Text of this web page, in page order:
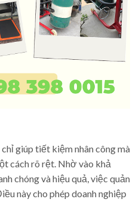
giúp tiết kiệm nhân công mà
cách rõ rệt. Nhờ vào khả
chóng và hiệu quả, việc quản
này cho phép doanh nghiệp